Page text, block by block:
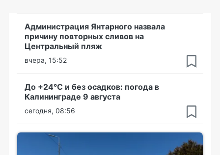
Администрация Янтарного назвала
причину повторных сливов на
Центральный пляж
вчера, 15:52
До +24°С и без осадков: погода в
Калининграде 9 августа
сегодня, 08:56